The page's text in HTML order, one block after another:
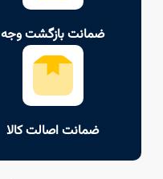
ضمانت بازگشت وجه
ضمانت اصالت کالا